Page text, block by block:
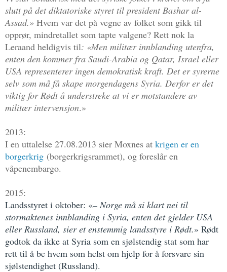
slutt på det diktatoriske styret til president Bashar al-
Assad.» Hvem var det på vegne av folket som gikk til
opprør, mindretallet som tapte valgene? Rett nok la
Leraand heldigvis til: «Men militær innblanding utenfra,
enten den kommer fra Saudi-Arabia og Qatar, Israel eller
USA representerer ingen demokratisk kraft. Det er syrerne
selv som må få skape morgendagens Syria. Derfor er det
viktig for Rødt å understreke at vi er motstandere av
militær intervensjon.»
2013:
I en uttalelse 27.08.2013 sier Moxnes at krigen er en
borgerkrig (borgerkrigsrammet), og foreslår en
våpenembargo.
2015:
Landsstyret i oktober: «– Norge må si klart nei til
stormaktenes innblanding i Syria, enten det gjelder USA
eller Russland, sier et enstemmig landsstyre i Rødt.» Rødt
godtok da ikke at Syria som en sjølstendig stat som har
rett til å be hvem som helst om hjelp for å forsvare sin
sjølstendighet (Russland).